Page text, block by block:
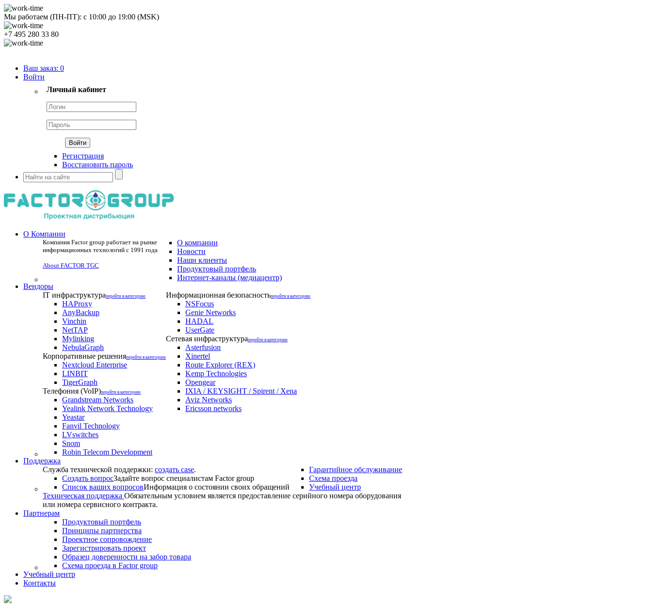
Мы работаем (ПН-ПТ): с 10:00 до 19:00 (MSK)
+7 495 280 33 80
Ваш заказ: 0
Войти
Личный кабинет
Регистрация
Восстановить пароль
О Компании
Компания Factor group работает на рынке
информационных технологий с 1991 года
About FACTOR TGC
О компании
Новости
Наши клиенты
Продуктовый портфель
Интернет-каналы (медиацентр)
Вендоры
IT инфраструктураперейти в категорию
HAProxy
AnyBackup
Vinchin
NetTAP
Mylinking
NebulaGraph
Корпоративные решенияперейти в категорию
Nextcloud Enterprise
LINBIT
TigerGraph
Телефония (VoIP)перейти в категорию
Grandstream Networks
Yealink Network Technology
Yeastar
Fanvil Technology
LVswitches
Snom
Robin Telecom Development
Информационная безопасностьперейти в категорию
NSFocus
Genie Networks
HADAL
UserGate
Сетевая инфраструктураперейти в категорию
Asterfusion
Xinertel
Route Explorer (REX)
Kemp Technologies
Opengear
IXIA / KEYSIGHT / Spirent / Xena
Aviz Networks
Ericsson networks
Поддержка
Служба технической поддержки: создать case.
Создать вопросЗадайте вопрос специалистам Factor group
Список ваших вопросовИнформация о состоянии своих обращений
Гарантийное обслуживание
Схема проезда
Учебный центр
Техническая поддержка Обязательным условием является предоставление серийного номера оборудования
или номера сервисного контракта.
Партнерам
Продуктовый портфель
Принципы партнерства
Проектное сопровождение
Зарегистрировать проект
Образец доверенности на забор товара
Схема проезда в Factor group
Учебный центр
Контакты